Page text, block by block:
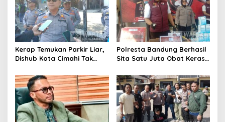
Kerap Temukan Parkir Liar,
Dishub Kota Cimahi Tak
Pembinaan
Polresta Bandung Berhasil
Sita Satu Juta Obat Keras
Kasus Narkoba